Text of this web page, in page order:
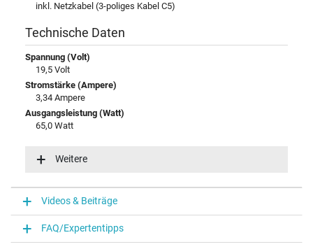
inkl. Netzkabel (3-poliges Kabel C5)
Technische Daten
Spannung (Volt)
19,5 Volt
Stromstärke (Ampere)
3,34 Ampere
Ausgangsleistung (Watt)
65,0 Watt
100-240V / 50-60Hz
Funktions-LED
Funktions-LED im Stecker
Notebook Stecker
Weitere
Videos & Beiträge
FAQ/Expertentipps